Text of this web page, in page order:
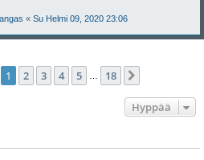
« Su Helmi 09, 2020 23:06
Sivu /18
1 2 3 4 5 18
Hyppää